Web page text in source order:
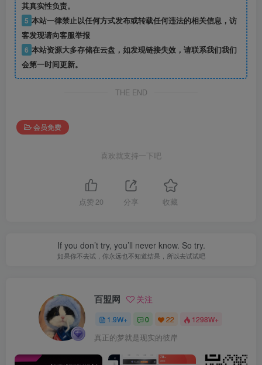
其真实性负责。
5 本站一律禁止以任何方式发布或转载任何违法的相关信息，访
客发现请向客服举报
6 本站资源大多存储在云盘，如发现链接失效，请联系我们我们
会第一时间更新。
THE END
会员免费
喜欢就支持一下吧
点赞 20 分享 收藏
If you don’t try, you’ll never know. So try.
如果你不去试，你永远也不知道结果，所以去试试吧
百盟网 关注
1.9W+ 0 22 1298W+
真正的梦就是现实的彼岸